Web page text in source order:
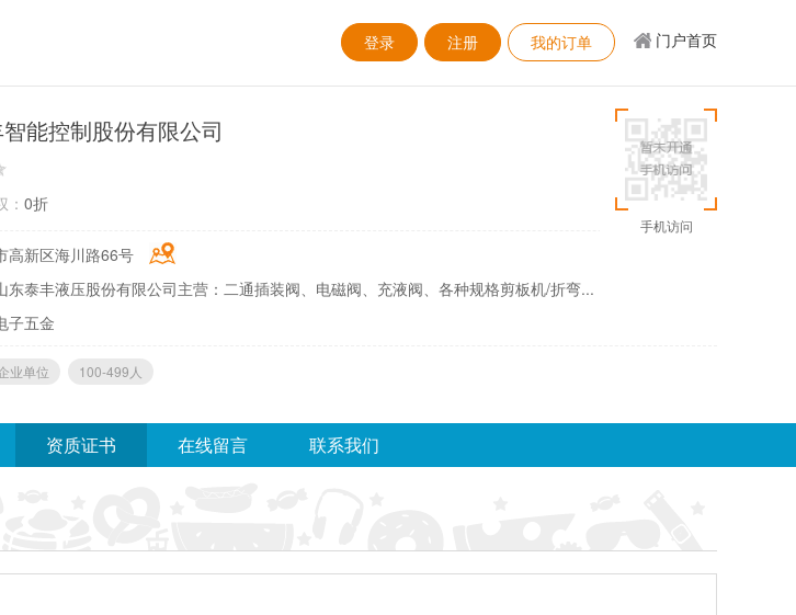
登录 注册 我的订单 门户首页
能控制股份有限公司
0折
高新区海川路66号
东泰丰液压股份有限公司主营：二通插装阀、电磁阀、充液阀、各种规格剪板机/折弯...
子五金
业单位 100-499人
手机访问
资质证书 在线留言 联系我们